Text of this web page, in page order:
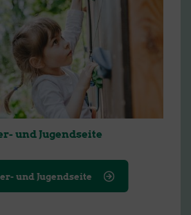
und Jugendseite
und Jugendseite